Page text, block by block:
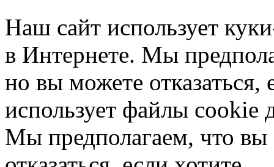
Наш сайт использует
в Интернете. Мы
но вы можете отказаться,
использует файлы cookie
Мы предполагаем, что